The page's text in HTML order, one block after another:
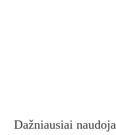
Dažniausiai